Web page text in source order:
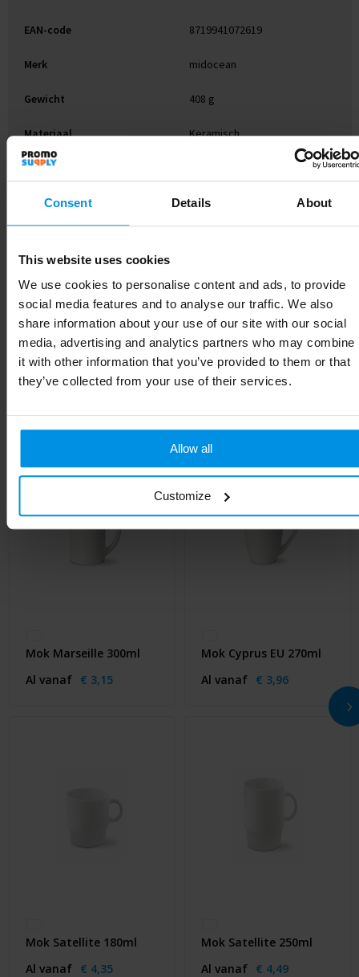
Consent Details About
This website uses cookies
We use cookies to personalise content and ads, to provide
social media features and to analyse our traffic. We also
share information about your use of our site with our social
media, advertising and analytics partners who may combine
it with other information that you’ve provided to them or that
they’ve collected from your use of their services.
Allow all
Customize
EAN-code 8719941072619
Merk midocean
Gewicht 408 g
Materiaal Keramisch
Kleur
Afmeting Ø8,7X9,5 CM
Lengte 11.5 cm
Gerelateerde producten
Mok Marseille 300ml
Al vanaf € 3,15
Mok Cyprus EU 270ml
Al vanaf € 3,96
Mok Satellite 180ml
Al vanaf € 4,35
Mok Satellite 250ml
Al vanaf € 4,49